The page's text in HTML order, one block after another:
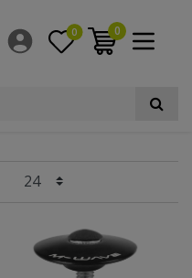
0 0